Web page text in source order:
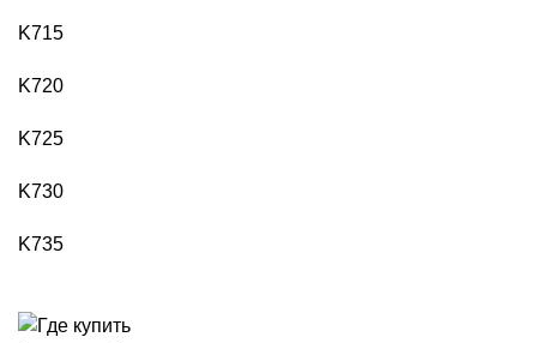
K715
K720
K725
K730
K735